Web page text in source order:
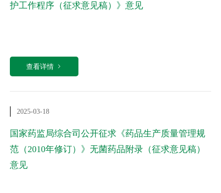
护工作程序（征求意见稿）》意见
查看详情
2025-03-18
国家药监局综合司公开征求《药品生产质量管理规
范（2010年修订）》无菌药品附录（征求意见稿）
意见